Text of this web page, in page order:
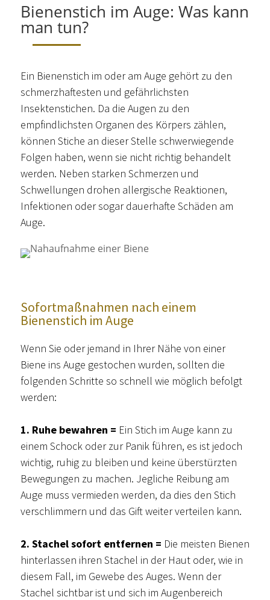
Bienenstich im Auge: Was kann
man tun?
Ein Bienenstich im oder am Auge gehört zu den
schmerzhaftesten und gefährlichsten
Insektenstichen. Da die Augen zu den
empfindlichsten Organen des Körpers zählen,
können Stiche an dieser Stelle schwerwiegende
Folgen haben, wenn sie nicht richtig behandelt
werden. Neben starken Schmerzen und
Schwellungen drohen allergische Reaktionen,
Infektionen oder sogar dauerhafte Schäden am
Auge.
Sofortmaßnahmen nach einem
Bienenstich im Auge
Wenn Sie oder jemand in Ihrer Nähe von einer
Biene ins Auge gestochen wurden, sollten die
folgenden Schritte so schnell wie möglich befolgt
werden:
1. Ruhe bewahren = Ein Stich im Auge kann zu
einem Schock oder zur Panik führen, es ist jedoch
wichtig, ruhig zu bleiben und keine überstürzten
Bewegungen zu machen. Jegliche Reibung am
Auge muss vermieden werden, da dies den Stich
verschlimmern und das Gift weiter verteilen kann.
2. Stachel sofort entfernen = Die meisten Bienen
hinterlassen ihren Stachel in der Haut oder, wie in
diesem Fall, im Gewebe des Auges. Wenn der
Stachel sichtbar ist und sich im Augenbereich